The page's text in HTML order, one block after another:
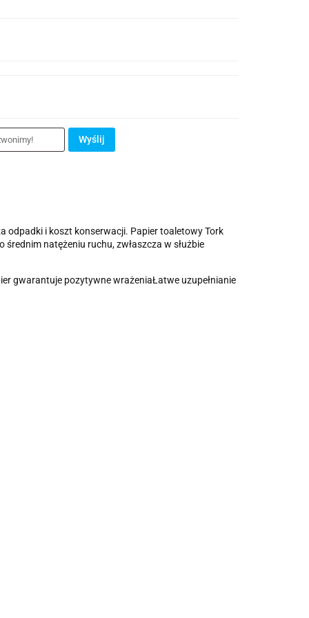
Wyślij
odpadki i koszt konserwacji. Papier toaletowy Tork
natężeniu ruchu, zwłaszcza w służbie
gwarantuje pozytywne wrażeniaŁatwe uzupełnianie